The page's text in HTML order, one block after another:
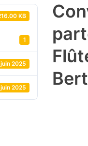
KB
1
2025
2025